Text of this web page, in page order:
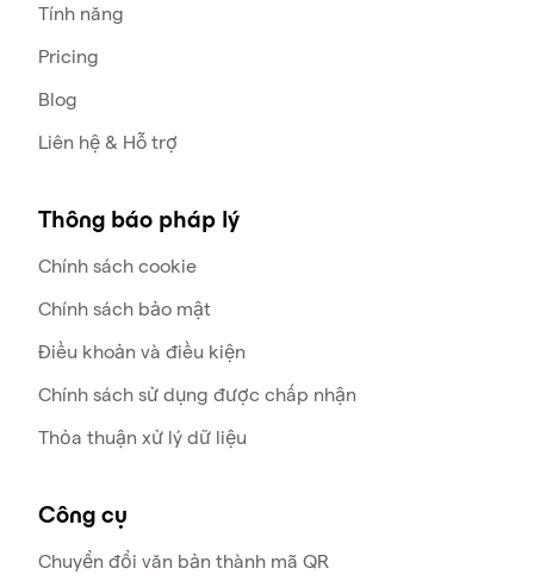
Tính năng
Pricing
Blog
Liên hệ & Hỗ trợ
Thông báo pháp lý
Chính sách cookie
Chính sách bảo mật
Điều khoản và điều kiện
Chính sách sử dụng được chấp nhận
Thỏa thuận xử lý dữ liệu
Công cụ
Chuyển đổi văn bản thành mã QR